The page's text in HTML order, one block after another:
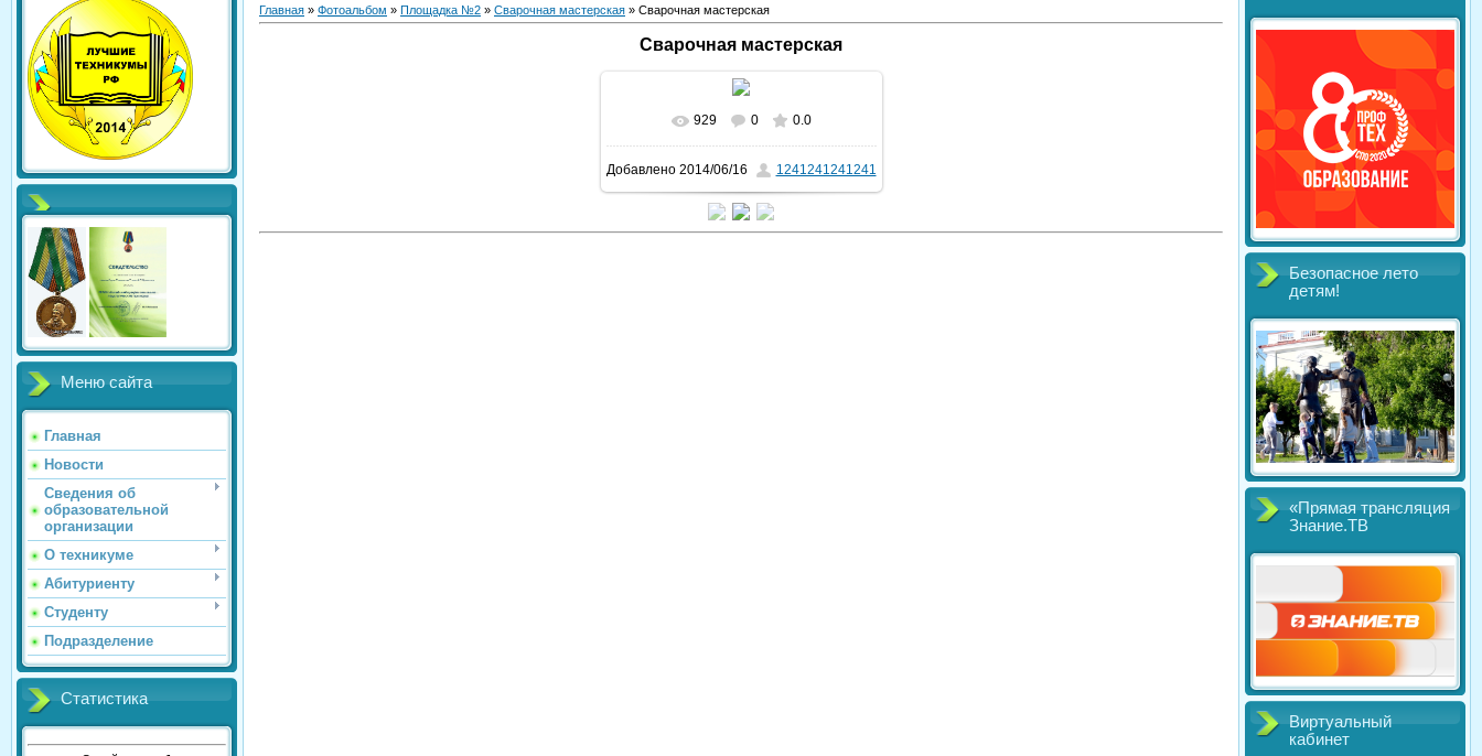
Меню сайта
Главная
Новости
Сведения об
образовательной
организации
О техникуме
Абитуриенту
Студенту
Подразделение
Статистика
Главная » Фотоальбом » Площадка №2 » Сварочная мастерская » Сварочная мастерская
Сварочная мастерская
В реальном размере 1400x1050
214.2Kb
929 0 0.0
Добавлено2014/06/16 1241241241241
Безопасное лето
детям!
«Прямая трансляция
Знание.ТВ
Виртуальный
кабинет